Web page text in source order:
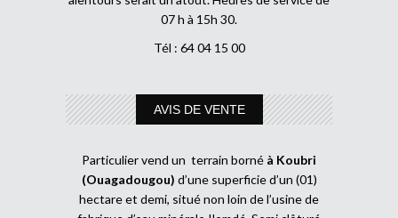
07 h à 15h 30.
Tél : 64 04 15 00
AVIS DE VENTE
Particulier vend un terrain borné à Koubri
(Ouagadougou) d’une superficie d’un (01)
hectare et demi, situé non loin de l’usine de